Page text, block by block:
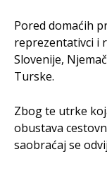
Pored domaćih
reprezentativci i
Slovenije,
Turske.
Zbog te utrke
obustava
saobraćaj se